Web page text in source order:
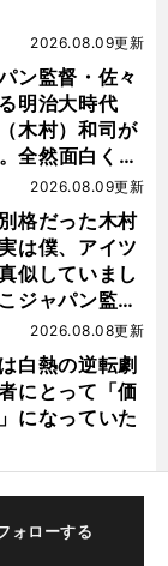
ン監督・佐々
明治大時代
木村）和司が
全然面白くな
2026.08.09更新
格だった木村
は僕、アイツ
似していまし
ジャパン監
2026.08.09更新
白熱の逆転劇
にとって「価
になっていた
2026.08.08更新
ォローする